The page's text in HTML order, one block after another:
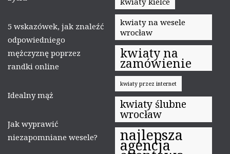
5 wskazówek, jak znaleźć
odpowiedniego
mężczyznę poprzez
randki online
Idealny mąż
Jak wyprawić
niezapomniane wesele?
kwiaty na wesele
wrocław
kwiaty na
zamówienie
kwiaty przez internet
kwiaty ślubne
wrocław
najlepsza
agencja